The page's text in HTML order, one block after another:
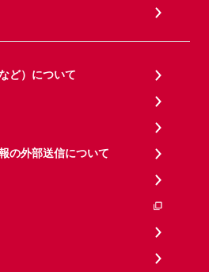
ど）について
の外部送信について